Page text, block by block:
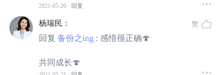
者，来帮助我们认识自己。
这个观察者，就是我们自己，需要我们去觉察自己的内
课，就是尝试突破自己的认知，去审视自己，重新去探索
2021-05-20 · 回复
杨瑞民 ：
回复 备份之ing : 感悟很正确🍄
共同成长🍄
赞